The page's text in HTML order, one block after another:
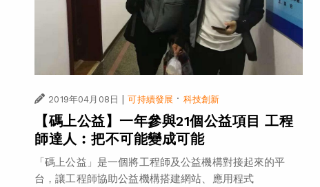
2019年04月08日 | 可持續發展 · 科技創新
【碼上公益】一年參與21個公益項目 工程
師達人︰把不可能變成可能
「碼上公益」是一個將工程師及公益機構對接起來的平
台，讓工程師協助公益機構搭建網站、應用程式